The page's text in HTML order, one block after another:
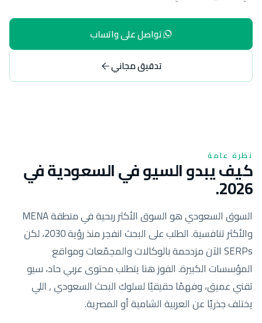
تواصل على واتساب
تدقيق مجاني
نظرة عامة
كيف يبدو السيو في السعودية في
2026.
السوق السعودي هو السوق الأكثر ربحية في منطقة MENA
والأكثر تنافسية. الطلب على البحث انفجر منذ رؤية 2030، لكن
SERPs الآن مزدحمة بالوكالات والمجمّعات ومواقع
المؤسسات الكبيرة. الفوز هنا يتطلب محتوى عربي حاد، سيو
تقني عميق، وفهمًا حقيقيًا لسلوك البحث السعودي , اللي
يختلف جذريًا عن العربية الشامية أو المصرية.